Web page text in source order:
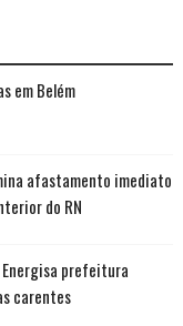
em Belém
afastamento imediato
do RN
Energisa prefeitura
carentes